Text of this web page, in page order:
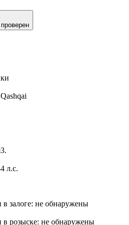
л.с.
залоге: не обнаружены
розыске: не обнаружены